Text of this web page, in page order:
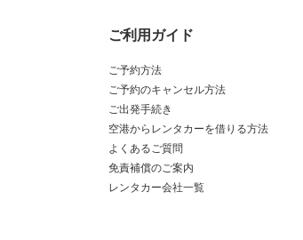
ご利用ガイド
ご予約方法
ご予約のキャンセル方法
ご出発手続き
空港からレンタカーを借りる方法
よくあるご質問
免責補償のご案内
レンタカー会社一覧